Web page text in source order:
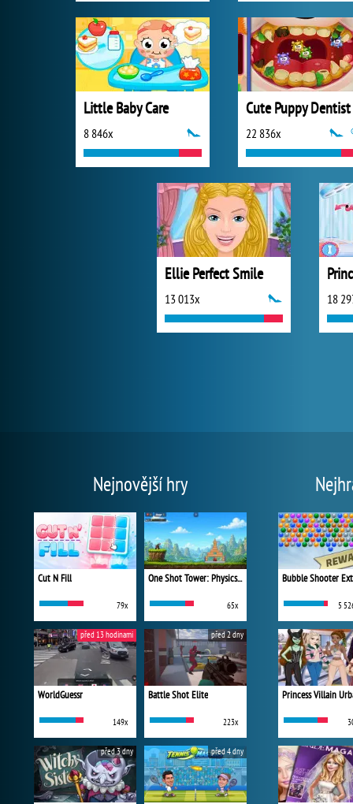
Little Baby Care
8 846x
Cute Puppy Dentist
22 836x
Ellie Perfect Smile
13 013x 18
Nejnovější hry
Cut N Fill
79x
One Shot Tower: Physics Destroyer
65x
WorldGuessr
149x
před 13 hodinami
Battle Shot Elite
223x
před 2 dny
před 3 dny před 4 dny
Bubble Shooter
5